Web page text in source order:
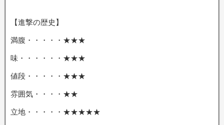
【進撃の歴史】
満腹・・・・・★★★
味・・・・・・★★★
値段・・・・・★★★
雰囲気・・・・★★
立地・・・・・★★★★★